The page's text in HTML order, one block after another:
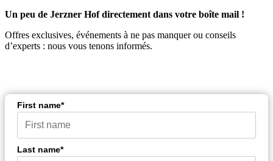
Un peu de Jerzner Hof directement dans votre boîte mail !
Offres exclusives, événements à ne pas manquer ou conseils
d’experts : nous vous tenons informés.
First name*
Last name*